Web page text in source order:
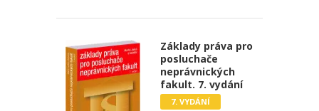
Základy práva pro
posluchače
neprávnických
fakult. 7. vydání
7. VYDÁNÍ